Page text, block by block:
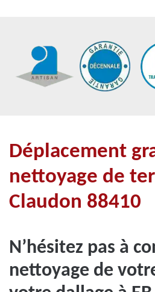
Déplacement
nettoyage de
Claudon 88410
N’hésitez pas à
nettoyage de